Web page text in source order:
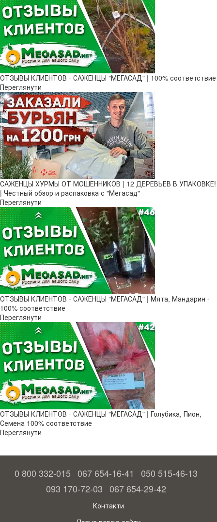
ОТЗЫВЫ КЛИЕНТОВ - САЖЕНЦЫ "МЕГАСАД" | 100% соответствие
Переглянути
САЖЕНЦЫ ХУРМЫ ОТ МОШЕННИКОВ | 12 ДЕРЕВЬЕВ В УПАКОВКЕ!
| Честный обзор и распаковка с "Мегасад"
Переглянути
ОТЗЫВЫ КЛИЕНТОВ - САЖЕНЦЫ "МЕГАСАД" | Мята, Мандарин -
100% соответствие
Переглянути
ОТЗЫВЫ КЛИЕНТОВ - САЖЕНЦЫ "МЕГАСАД" | Голубика, Пион,
Семена 100% соответствие
Переглянути
0 800 332-015 067 654-16-41
050 515-46-13
093 170-72-03 067 654-29-42
Контакти